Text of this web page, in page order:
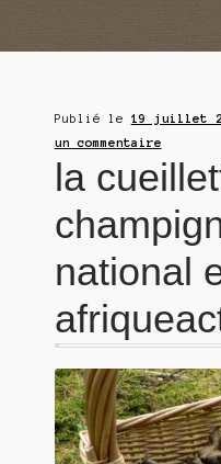
Publié le 19 juillet
un commentaire
la
national